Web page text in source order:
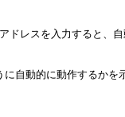
レスを入力すると、
自動的に動作するかを